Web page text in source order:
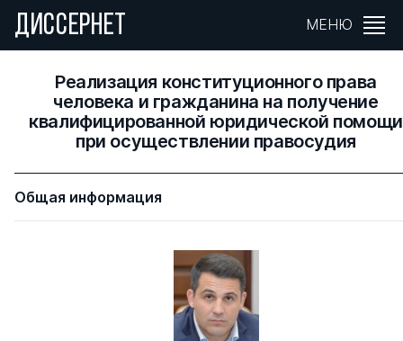
ДИССЕРНЕТ МЕНЮ
Реализация конституционного права
человека и гражданина на получение
квалифицированной юридической помощи
при осуществлении правосудия
Общая информация